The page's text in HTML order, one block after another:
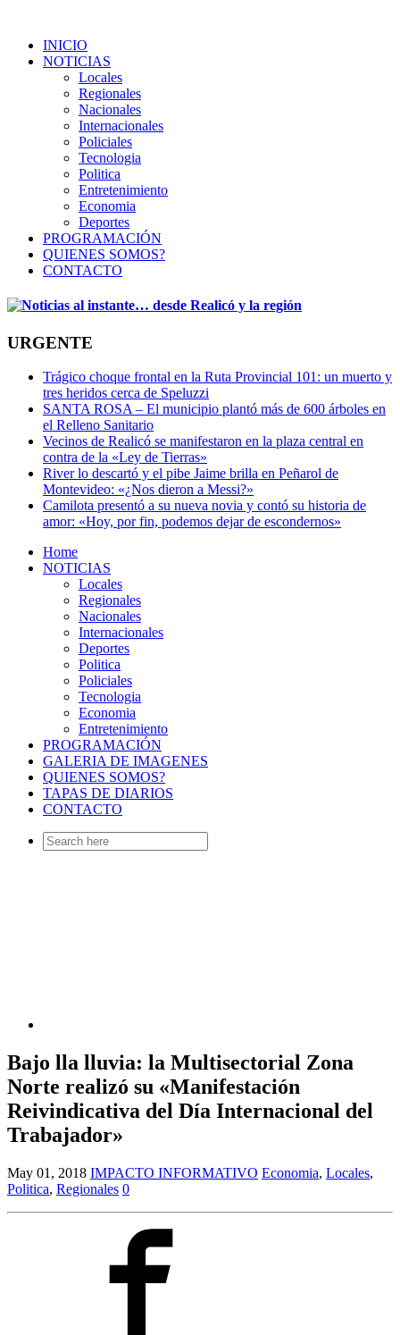
INICIO
NOTICIAS
Locales
Regionales
Nacionales
Internacionales
Policiales
Tecnologia
Politica
Entretenimiento
Economia
Deportes
PROGRAMACIÓN
QUIENES SOMOS?
CONTACTO
URGENTE
Trágico choque frontal en la Ruta Provincial 101: un muerto y
tres heridos cerca de Speluzzi
SANTA ROSA – El municipio plantó más de 600 árboles en
el Relleno Sanitario
Vecinos de Realicó se manifestaron en la plaza central en
contra de la «Ley de Tierras»
River lo descartó y el pibe Jaime brilla en Peñarol de
Montevideo: «¿Nos dieron a Messi?»
Camilota presentó a su nueva novia y contó su historia de
amor: «Hoy, por fin, podemos dejar de escondernos»
Home
NOTICIAS
Locales
Regionales
Nacionales
Internacionales
Deportes
Politica
Policiales
Tecnologia
Economia
Entretenimiento
PROGRAMACIÓN
GALERIA DE IMAGENES
QUIENES SOMOS?
TAPAS DE DIARIOS
CONTACTO
Search
for:
Bajo lla lluvia: la Multisectorial Zona
Norte realizó su «Manifestación
Reivindicativa del Día Internacional del
Trabajador»
May 01, 2018 IMPACTO INFORMATIVO Economia, Locales,
Politica, Regionales 0